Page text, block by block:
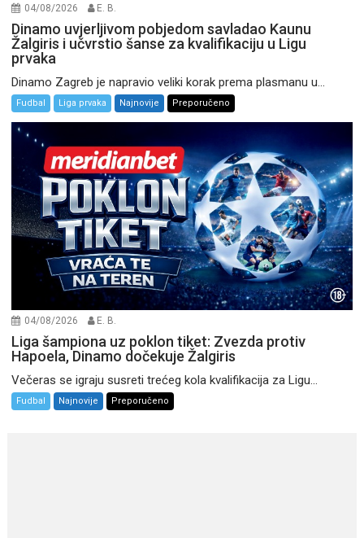
04/08/2026 E. B.
Dinamo uvjerljivom pobjedom savladao Kaunu
Žalgiris i učvrstio šanse za kvalifikaciju u Ligu
prvaka
Dinamo Zagreb je napravio veliki korak prema plasmanu u...
Fudbal Liga prvaka Najnovije Preporučeno
04/08/2026 E. B.
Liga šampiona uz poklon tiket: Zvezda protiv
Hapoela, Dinamo dočekuje Žalgiris
Večeras se igraju susreti trećeg kola kvalifikacija za Ligu...
Fudbal Najnovije Preporučeno